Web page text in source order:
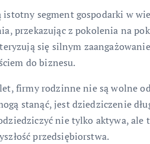
segment gospodarki w
przekazując z pokolenia na
się silnym
do biznesu.
firmy rodzinne nie są wolne
stanąć, jest dziedziczenie
nie tylko aktywa,
przedsiębiorstwa.